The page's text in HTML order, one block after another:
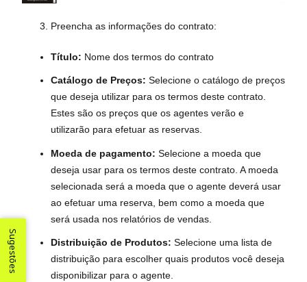
Preencha as informações do contrato:
Título: Nome dos termos do contrato
Catálogo de Preços: Selecione o catálogo de preços
que deseja utilizar para os termos deste contrato.
Estes são os preços que os agentes verão e
utilizarão para efetuar as reservas.
Moeda de pagamento: Selecione a moeda que
deseja usar para os termos deste contrato. A moeda
selecionada será a moeda que o agente deverá usar
ao efetuar uma reserva, bem como a moeda que
será usada nos relatórios de vendas.
Distribuição de Produtos: Selecione uma lista de
distribuição para escolher quais produtos você deseja
disponibilizar para o agente.
Sugestões